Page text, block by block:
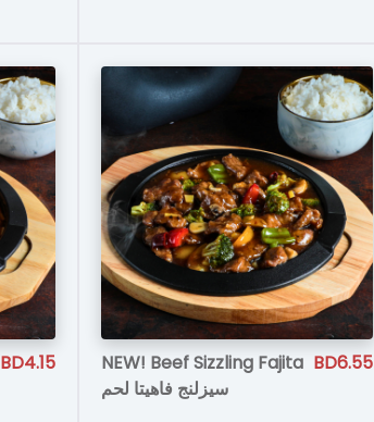
BD4.15
NEW! Beef Sizzling Fajita
سيزلنج فاهيتا لحم
BD6.55